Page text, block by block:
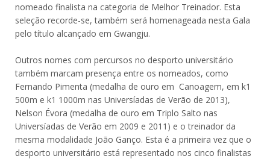
nomeado finalista na categoria de Melhor Treinador. Esta
seleção recorde-se, também será homenageada nesta Gala
pelo título alcançado em Gwangju.
Outros nomes com percursos no desporto universitário
também marcam presença entre os nomeados, como
Fernando Pimenta (medalha de ouro em Canoagem, em k1
500m e k1 1000m nas Universíadas de Verão de 2013),
Nelson Évora (medalha de ouro em Triplo Salto nas
Universíadas de Verão em 2009 e 2011) e o treinador da
mesma modalidade João Ganço. Esta é a primeira vez que o
desporto universitário está representado nos cinco finalistas